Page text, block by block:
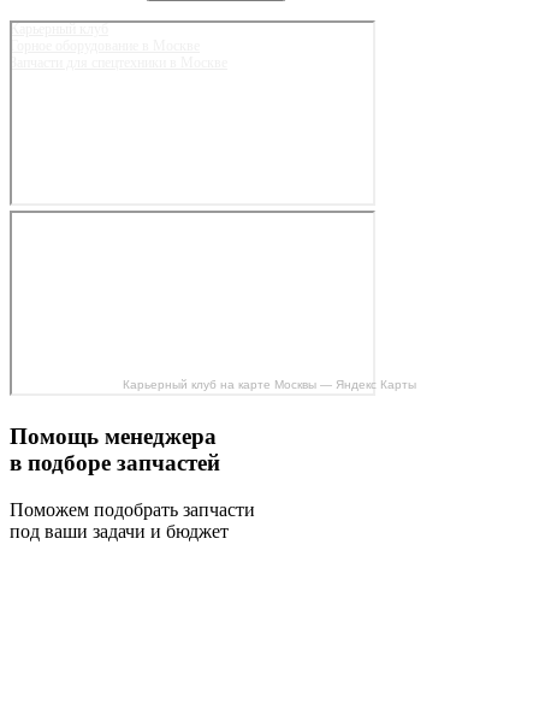
Карьерный клуб на карте Москвы — Яндекс Карты
Помощь менеджера
в подборе запчастей
Поможем подобрать запчасти
под ваши задачи и бюджет